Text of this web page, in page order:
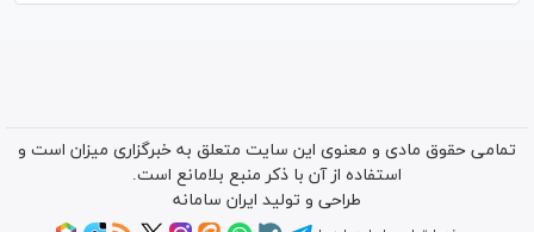
تمامی حقوق مادی و معنوی این سایت متعلق به خبرگزاری میزان است و
استفاده از آن با ذکر منبع بلامانع است.
طراحی و تولید ایران سامانه